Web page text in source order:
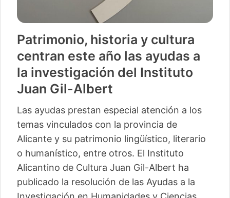
Patrimonio, historia y cultura
centran este año las ayudas a
la investigación del Instituto
Juan Gil-Albert
Las ayudas prestan especial atención a los
temas vinculados con la provincia de
Alicante y su patrimonio lingüístico, literario
o humanístico, entre otros. El Instituto
Alicantino de Cultura Juan Gil-Albert ha
publicado la resolución de las Ayudas a la